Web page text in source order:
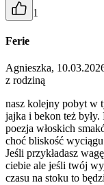
1
Ferie
Agnieszka,
z rodziną
nasz kolejny pobyt w
jajka i bekon też
poezja włoskich
choć bliskość
Jeśli przykładasz
ciebie ale jeśli twój
czasu na stoku to